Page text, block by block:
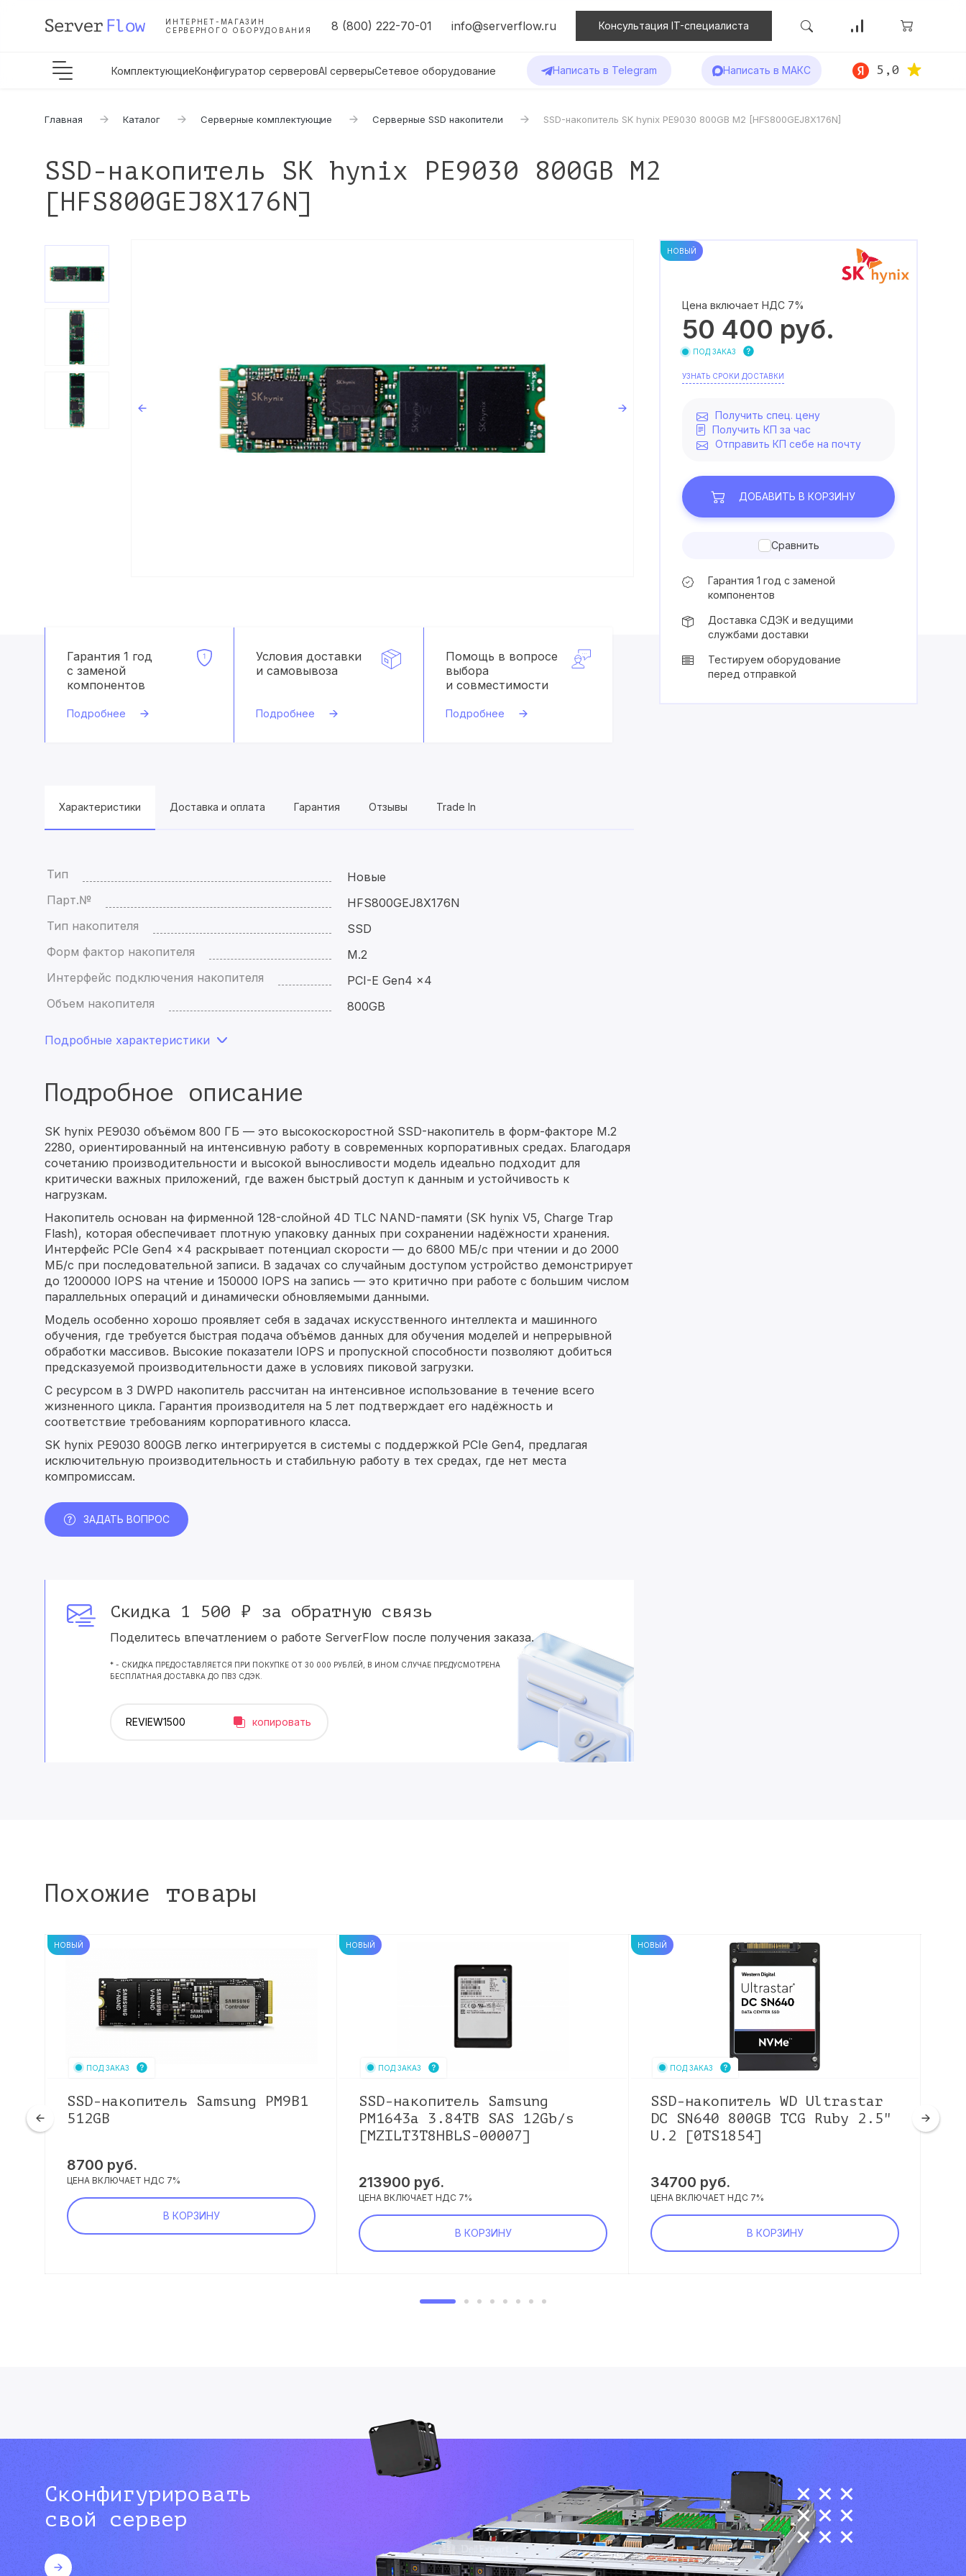
ИНТЕРНЕТ-МАГАЗИН
СЕРВЕРНОГО ОБОРУДОВАНИЯ
8 (800) 222-70-01 info@serverflow.ru Консультация IT-специалиста
КомплектующиеКонфигуратор серверовAI серверыСетевое оборудование Написать в Telegram Написать в МАКС 5,0
Главная Каталог Серверные комплектующие Серверные SSD накопители SSD-накопитель SK hynix PE9030 800GB M2 [HFS800GEJ8X176N]
SSD-накопитель SK hynix PE9030 800GB M2
[HFS800GEJ8X176N]
Гарантия 1 год
с заменой
компонентов
Подробнее
Условия доставки
и самовывоза
Подробнее
Помощь в вопросе
выбора
и совместимости
Подробнее
Характеристики Доставка и оплата Гарантия Отзывы Trade In
Тип
Новые
Парт.№
HFS800GEJ8X176N
Тип накопителя
SSD
Форм фактор накопителя
M.2
Интерфейс подключения накопителя
PCI-E Gen4 x4
Объем накопителя
800GB
Подробные характеристики
Подробное описание
SK hynix PE9030 объёмом 800 ГБ — это высокоскоростной SSD-накопитель в форм-факторе M.2
2280, ориентированный на интенсивную работу в современных корпоративных средах. Благодаря
сочетанию производительности и высокой выносливости модель идеально подходит для
критически важных приложений, где важен быстрый доступ к данным и устойчивость к
нагрузкам.
Накопитель основан на фирменной 128-слойной 4D TLC NAND-памяти (SK hynix V5, Charge Trap
Flash), которая обеспечивает плотную упаковку данных при сохранении надёжности хранения.
Интерфейс PCIe Gen4 x4 раскрывает потенциал скорости — до 6800 МБ/с при чтении и до 2000
МБ/с при последовательной записи. В задачах со случайным доступом устройство демонстрирует
до 1200000 IOPS на чтение и 150000 IOPS на запись — это критично при работе с большим числом
параллельных операций и динамически обновляемыми данными.
Модель особенно хорошо проявляет себя в задачах искусственного интеллекта и машинного
обучения, где требуется быстрая подача объёмов данных для обучения моделей и непрерывной
обработки массивов. Высокие показатели IOPS и пропускной способности позволяют добиться
предсказуемой производительности даже в условиях пиковой загрузки.
С ресурсом в 3 DWPD накопитель рассчитан на интенсивное использование в течение всего
жизненного цикла. Гарантия производителя на 5 лет подтверждает его надёжность и
соответствие требованиям корпоративного класса.
SK hynix PE9030 800GB легко интегрируется в системы с поддержкой PCIe Gen4, предлагая
исключительную производительность и стабильную работу в тех средах, где нет места
компромиссам.
ЗАДАТЬ ВОПРОС
Скидка 1 500 ₽ за обратную связь
Поделитесь впечатлением о работе ServerFlow после получения заказа.
* - СКИДКА ПРЕДОСТАВЛЯЕТСЯ ПРИ ПОКУПКЕ ОТ 30 000 РУБЛЕЙ, В ИНОМ СЛУЧАЕ ПРЕДУСМОТРЕНА
БЕСПЛАТНАЯ ДОСТАВКА ДО ПВЗ СДЭК.
копировать
НОВЫЙ
Цена включает НДС 7%
50 400 руб.
ПОД ЗАКАЗ
УЗНАТЬ СРОКИ ДОСТАВКИ
Получить спец. цену
Получить КП за час
Отправить КП себе на почту
ДОБАВИТЬ В КОРЗИНУ
Сравнить
Гарантия 1 год с заменой
компонентов
Доставка СДЭК и ведущими
службами доставки
Тестируем оборудование
перед отправкой
Похожие товары
НОВЫЙ
ПОД ЗАКАЗ
SSD-накопитель Samsung PM9B1
512GB
8700 руб.
ЦЕНА ВКЛЮЧАЕТ НДС 7%
В КОРЗИНУ
НОВЫЙ
ПОД ЗАКАЗ
SSD-накопитель Samsung
PM1643a 3.84TB SAS 12Gb/s
[MZILT3T8HBLS-00007]
213900 руб.
ЦЕНА ВКЛЮЧАЕТ НДС 7%
В КОРЗИНУ
НОВЫЙ
ПОД ЗАКАЗ
SSD-накопитель WD Ultrastar
DC SN640 800GB TCG Ruby 2.5"
U.2 [0TS1854]
34700 руб.
ЦЕНА ВКЛЮЧАЕТ НДС 7%
В КОРЗИНУ
Сконфигурировать
свой сервер